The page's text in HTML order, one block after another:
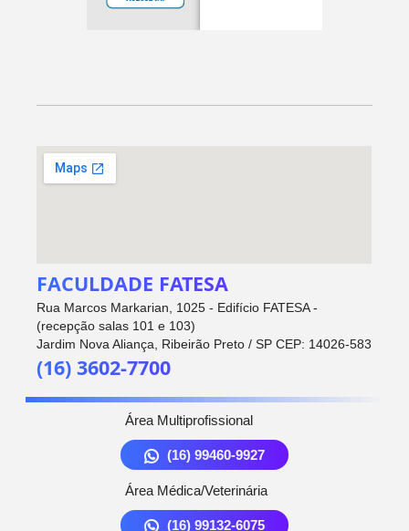
FACULDADE FATESA
Rua Marcos Markarian, 1025 - Edifício FATESA -
(recepção salas 101 e 103)
Jardim Nova Aliança, Ribeirão Preto / SP CEP: 14026-583
(16) 3602-7700
Área Multiprofissional
(16) 99460-9927
Área Médica/Veterinária
(16) 99132-6075